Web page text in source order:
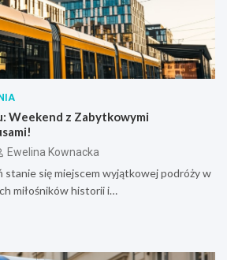
Weekend z Zabytkowymi
Ewelina Kownacka
stanie się miejscem wyjątkowej podróży w
miłośników historii i…